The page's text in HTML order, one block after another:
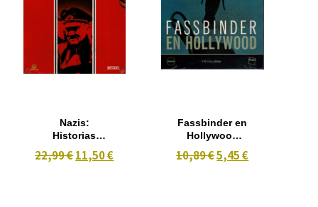
Nazis:
Historias
Ocultas 3 DVD
22,99 €11,50 €
Fassbinder en
Hollywood
(2002)
10,89 €5,45 €